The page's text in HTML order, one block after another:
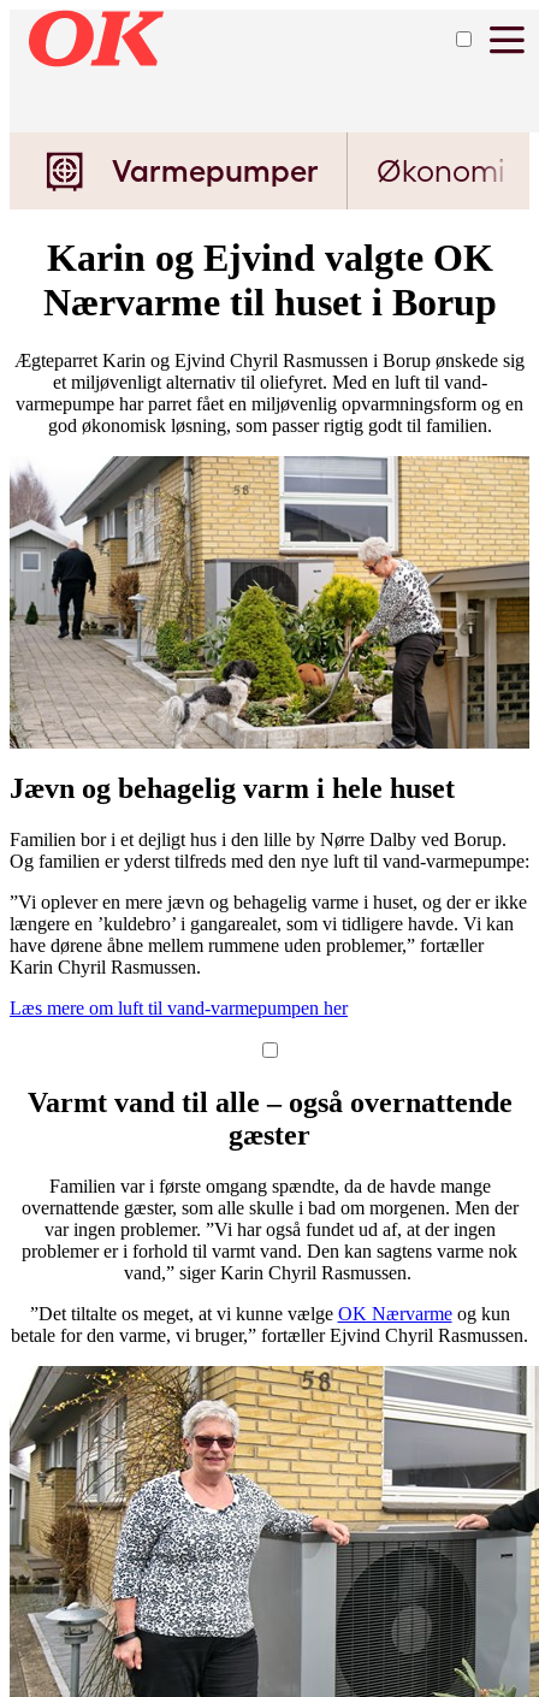
Varmepumper Økonomi
Karin og Ejvind valgte OK
Nærvarme til huset i Borup
Ægteparret Karin og Ejvind Chyril Rasmussen i Borup ønskede sig
et miljøvenligt alternativ til oliefyret. Med en luft til vand-
varmepumpe har parret fået en miljøvenlig opvarmningsform og en
god økonomisk løsning, som passer rigtig godt til familien.
Jævn og behagelig varm i hele huset
Familien bor i et dejligt hus i den lille by Nørre Dalby ved Borup.
Og familien er yderst tilfreds med den nye luft til vand-varmepumpe:
”Vi oplever en mere jævn og behagelig varme i huset, og der er ikke
længere en ’kuldebro’ i gangarealet, som vi tidligere havde. Vi kan
have dørene åbne mellem rummene uden problemer,” fortæller
Karin Chyril Rasmussen.
Læs mere om luft til vand-varmepumpen her
Varmt vand til alle – også overnattende
gæster
Familien var i første omgang spændte, da de havde mange
overnattende gæster, som alle skulle i bad om morgenen. Men der
var ingen problemer. ”Vi har også fundet ud af, at der ingen
problemer er i forhold til varmt vand. Den kan sagtens varme nok
vand,” siger Karin Chyril Rasmussen.
”Det tiltalte os meget, at vi kunne vælge OK Nærvarmeog kun
betale for den varme, vi bruger,” fortæller Ejvind Chyril Rasmussen.